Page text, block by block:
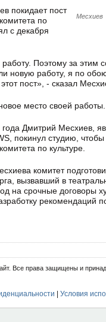
Месхиев
покидает пост
по
с декабря
Поэтому за этим
новую работу, я по
пост», - сказал
место своей работы.
Дмитрий Месхиев,
покинул студию, чтобы
по культуре.
комитет
вызвавший в
на срочные договоры
Все права защищены и
Условия